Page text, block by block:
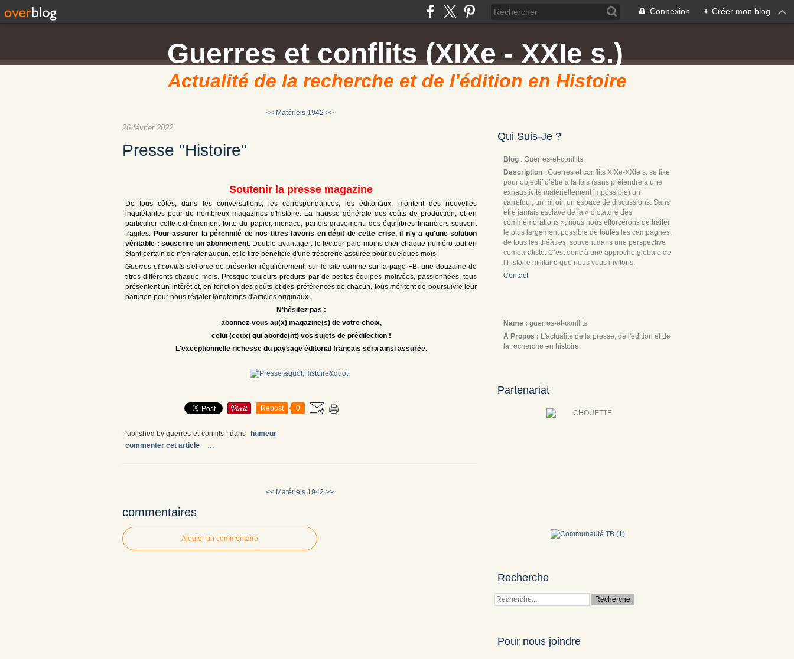
Connexion + Créer mon blog
Guerres et conflits (XIXe - XXIe s.)
Actualité de la recherche et de l'édition en Histoire
<< Matériels 1942 >>
26 février 2022
Presse "Histoire"
Soutenir la presse magazine
De tous côtés, dans les conversations, les correspondances, les éditoriaux, montent des nouvelles
inquiétantes pour de nombreux magazines d'histoire. La hausse générale des coûts de production, et en
particulier celle extrêmement forte du papier, menace, parfois gravement, des équilibres financiers souvent
fragiles. Pour assurer la pérennité de nos titres favoris en dépit de cette crise, il n'y a qu'une solution
véritable :souscrire un abonnement. Double avantage : le lecteur paie moins cher chaque numéro tout en
étant certain de n'en rater aucun, et le titre bénéficie d'une trésorerie assurée pour quelques mois.
Guerres-et-conflits s'efforce de présenter régulièrement, sur le site comme sur la page FB, une douzaine de
titres différents chaque mois. Presque toujours produits par de petites équipes motivées, passionnées, tous
présentent un intérêt et, en fonction des goûts et des préférences de chacun, tous méritent de poursuivre leur
parution pour nous régaler longtemps d'articles originaux.
N'hésitez pas :
abonnez-vous au(x) magazine(s) de votre choix,
celui (ceux) qui aborde(nt) vos sujets de prédilection !
L'exceptionnelle richesse du paysage éditorial français sera ainsi assurée.
Repost 0
Published by guerres-et-conflits - dans
humeur
commenter cet article
…
<< Matériels 1942 >>
commentaires
Ajouter un commentaire
Qui Suis-Je ?
Blog : Guerres-et-conflits
Description : Guerres et conflits XIXe-XXIe s. se fixe
pour objectif d’être à la fois (sans prétendre à une
exhaustivité matériellement impossible) un
carrefour, un miroir, un espace de discussions. Sans
être jamais esclave de la « dictature des
commémorations », nous nous efforcerons de traiter
le plus largement possible de toutes les campagnes,
de tous les théâtres, souvent dans une perspective
comparatiste. C’est donc à une approche globale de
l’histoire militaire que nous vous invitons.
Contact
Name : guerres-et-conflits
À Propos : L'actualité de la presse, de l'édition et de
la recherche en histoire
Partenariat
Recherche
Pour nous joindre